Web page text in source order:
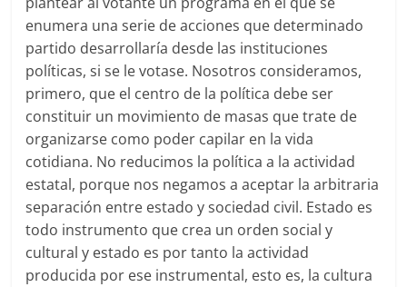
enumera una serie de acciones que determinado
partido desarrollaría desde las instituciones
políticas, si se le votase. Nosotros consideramos,
primero, que el centro de la política debe ser
constituir un movimiento de masas que trate de
organizarse como poder capilar en la vida
cotidiana. No reducimos la política a la actividad
estatal, porque nos negamos a aceptar la arbitraria
separación entre estado y sociedad civil. Estado es
todo instrumento que crea un orden social y
cultural y estado es por tanto la actividad
producida por ese instrumental, esto es, la cultura